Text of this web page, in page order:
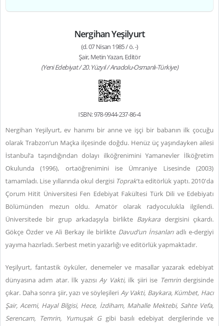
Nergihan Yeşilyurt
(d. 07 Nisan 1985 / ö. -)
Şair, Metin Yazarı, Editör
(Yeni Edebiyat / 20. Yüzyıl / Anadolu-Osmanlı-Türkiye)
ISBN: 978-9944-237-86-4
Nergihan Yeşilyurt, ev hanımı bir anne ve işçi bir babanın ilk çocuğu
olarak Trabzon’un Maçka ilçesinde doğdu. Henüz üç yaşındayken ailesi
İstanbul’a taşındığından dolayı ilköğrenimini Yamanevler İlköğretim
Okulunda (1996), ortaöğrenimini ise Ümraniye Lisesinde (2003)
tamamladı. Lise yıllarında okul dergisi Toprak'ta editörlük yaptı. 2010'da
Çorum Hitit Üniversitesi Fen Edebiyat Fakültesi Türk Dili ve Edebiyatı
Bölümünden mezun oldu. Amatör olarak radyoculukla ilgilendi.
Üniversitede bir grup arkadaşıyla birlikte Baykara dergisini çıkardı.
Gökçe Özder ve Ali Berkay ile birlikte Davud’un İnsanlarıadlı e-dergiyi
yayıma hazırladı. Serbest metin yazarlığı ve editörlük yapmaktadır.
Yeşilyurt, fantastik öyküler, denemeler ve masallar yazarak edebiyat
dünyasına adım atar. İlk yazısıAy Vakti,ilk şiiri ise Temrindergisinde
çıkar. Daha sonra şiir, yazı ve söyleşileri Ay Vakti, Baykara, Kümbet, Hacı
Şair, Acemi, Hayal Bilgisi, Hece, İzdiham, Mahalle Mektebi, Sahte Vefa,
Serencam, Temrin, Yumuşak Ggibi basılı edebiyat dergilerinde ve